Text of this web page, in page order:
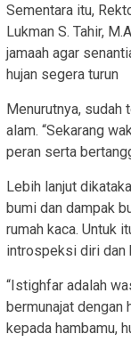
Sementara itu,
Lukman S. Tahir,
jamaah agar
hujan segera turun
Menurutnya,
alam. “Sekarang
peran serta
Lebih lanjut
bumi dan dampak
rumah kaca. Untuk
introspeksi diri dan
“Istighfar adalah
bermunajat dengan
kepada hambamu,